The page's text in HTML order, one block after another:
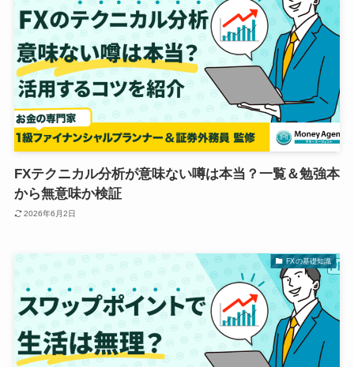
FXテクニカル分析が意味ない噂は本当？一覧＆勉強本
から無意味か検証
2026年6月2日
FXの基礎知識